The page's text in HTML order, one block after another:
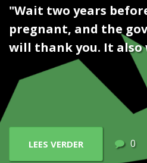
"Wait two years
pregnant, and the
will thank you. It also
(New York Times) In het
district Satara van de
deelstaat Maharashtra
uit. Niet via dwang, want
LEES VERDER 0